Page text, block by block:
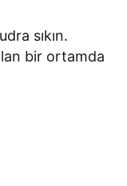
sıkın.
bir ortamda